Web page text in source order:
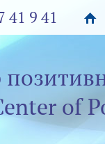
41 9 41
of